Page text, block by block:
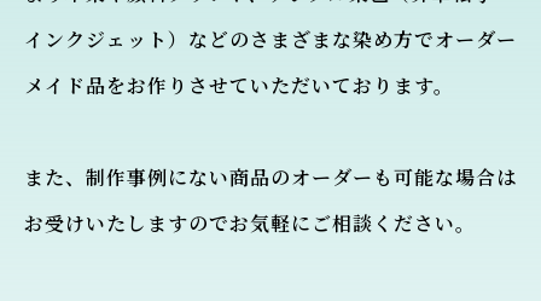
インクジェット）などのさまざまな染め方でオーダー
メイド品をお作りさせていただいております。
また、制作事例にない商品のオーダーも可能な場合は
お受けいたしますのでお気軽にご相談ください。